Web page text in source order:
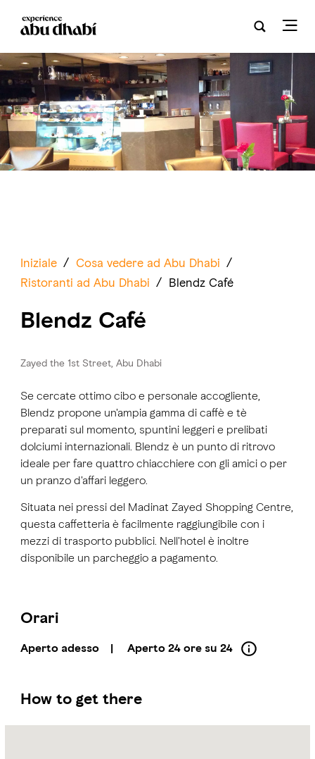
Iniziale / Cosa vedere ad Abu Dhabi /
Ristoranti ad Abu Dhabi / Blendz Café
Blendz Café
Zayed the 1st Street, Abu Dhabi
Se cercate ottimo cibo e personale accogliente,
Blendz propone un'ampia gamma di caffè e tè
preparati sul momento, spuntini leggeri e prelibati
dolciumi internazionali. Blendz è un punto di ritrovo
ideale per fare quattro chiacchiere con gli amici o per
un pranzo d'affari leggero.
Situata nei pressi del Madinat Zayed Shopping Centre,
questa caffetteria è facilmente raggiungibile con i
mezzi di trasporto pubblici. Nell'hotel è inoltre
disponibile un parcheggio a pagamento.
Orari
Aperto adesso | Aperto 24 ore su 24
How to get there